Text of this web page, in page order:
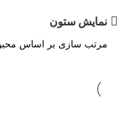
نمایش ستون